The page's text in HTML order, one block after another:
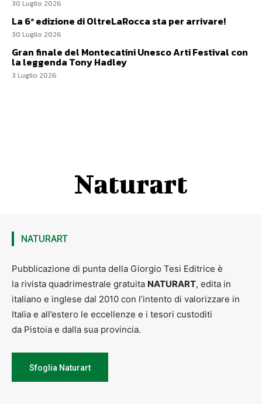
30 Luglio 2026
La 6ª edizione di OltreLaRocca sta per arrivare!
30 Luglio 2026
Gran finale del Montecatini Unesco Arti Festival con
la leggenda Tony Hadley
3 Luglio 2026
Naturart
NATURART
Pubblicazione di punta della Giorgio Tesi Editrice è
la rivista quadrimestrale gratuita NATURART, edita in
italiano e inglese dal 2010 con l’intento di valorizzare in
Italia e all’estero le eccellenze e i tesori custoditi
da Pistoia e dalla sua provincia.
Sfoglia Naturart